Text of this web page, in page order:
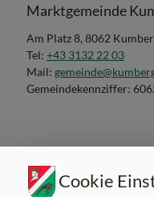
Marktgemeinde
Am Platz 8, 8062
Tel: +43 3132 22 03
Mail:
Gemeindekennziffer:
Cookie